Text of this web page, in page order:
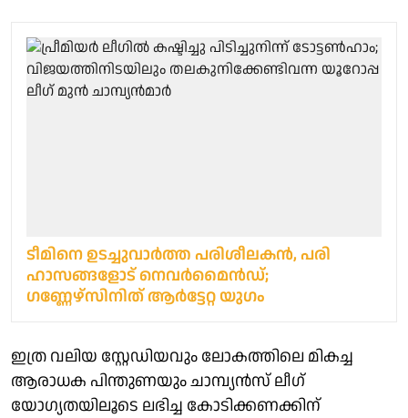
ടീമിനെ ഉടച്ചുവാർത്ത പരിശീലകൻ, പരി​
ഹാസങ്ങളോട് നെവർമൈൻഡ്; ​
ഗണ്ണേഴ്സിനിത് ആർട്ടേറ്റ യു​ഗം
ഇത്ര വലിയ സ്റ്റേഡിയവും ലോകത്തിലെ മികച്ച
ആരാധക പിന്തുണയും ചാമ്പ്യന്‍സ് ലീഗ്
യോഗ്യതയിലൂടെ ലഭിച്ച കോടിക്കണക്കിന്